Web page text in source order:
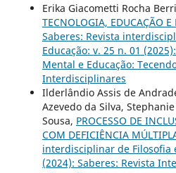
Erika Giacometti Rocha
TECNOLOGIA, EDUCAÇÃO E
Saberes: Revista
Educação: v. 25 n. 01
Mental e Educação:
Interdisciplinares
Ilderlândio Assis de
Azevedo da Silva,
Sousa, PROCESSO DE
COM DEFICIÊNCIA
interdisciplinar de Filosofia
(2024): Saberes: Revista